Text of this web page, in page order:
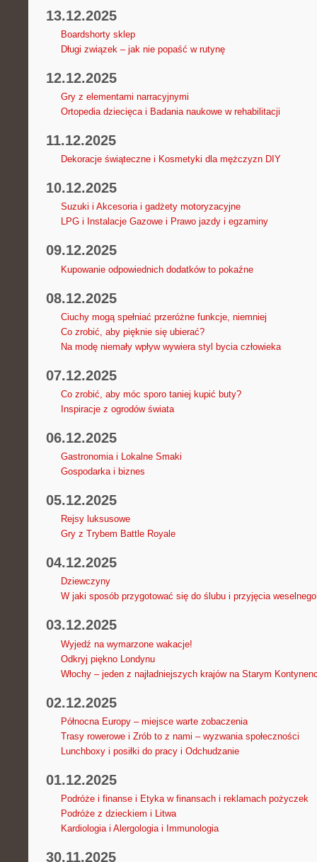
13.12.2025
Boardshorty sklep
Długi związek – jak nie popaść w rutynę
12.12.2025
Gry z elementami narracyjnymi
Ortopedia dziecięca i Badania naukowe w rehabilitacji
11.12.2025
Dekoracje świąteczne i Kosmetyki dla mężczyzn DIY
10.12.2025
Suzuki i Akcesoria i gadżety motoryzacyjne
LPG i Instalacje Gazowe i Prawo jazdy i egzaminy
09.12.2025
Kupowanie odpowiednich dodatków to pokaźne
08.12.2025
Ciuchy mogą spełniać przeróżne funkcje, niemniej
Co zrobić, aby pięknie się ubierać?
Na modę niemały wpływ wywiera styl bycia człowieka
07.12.2025
Co zrobić, aby móc sporo taniej kupić buty?
Inspiracje z ogrodów świata
06.12.2025
Gastronomia i Lokalne Smaki
Gospodarka i biznes
05.12.2025
Rejsy luksusowe
Gry z Trybem Battle Royale
04.12.2025
Dziewczyny
W jaki sposób przygotować się do ślubu i przyjęcia
03.12.2025
Wyjedź na wymarzone wakacje!
Odkryj piękno Londynu
Włochy – jeden z najładniejszych krajów na Starym
02.12.2025
Północna Europy – miejsce warte zobaczenia
Trasy rowerowe i Zrób to z nami – wyzwania społeczności
Lunchboxy i posiłki do pracy i Odchudzanie
01.12.2025
Podróże i finanse i Etyka w finansach i reklamach pożyczek
Podróże z dzieckiem i Litwa
Kardiologia i Alergologia i Immunologia
30.11.2025